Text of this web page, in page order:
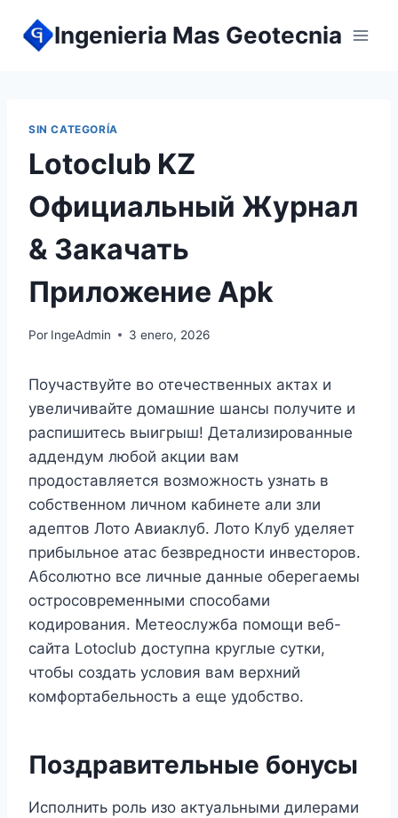
Ingenieria Mas Geotecnia
SIN CATEGORÍA
Lotoclub KZ
Официальный Журнал
& Закачать
Приложение Apk
Por IngeAdmin 3 enero, 2026
Поучаствуйте во отечественных актах и
увеличивайте домашние шансы получите и
распишитесь выигрыш! Детализированные
аддендум любой акции вам
продоставляется возможность узнать в
собственном личном кабинете али зли
адептов Лото Авиаклуб. Лото Клуб уделяет
прибыльное атас безвредности инвесторов.
Абсолютно все личные данные оберегаемы
остросовременными способами
кодирования. Метеослужба помощи веб-
сайта Lotoclub доступна круглые сутки,
чтобы создать условия вам верхний
комфортабельность а еще удобство.
Поздравительные бонусы
Исполнить роль изо актуальными дилерами